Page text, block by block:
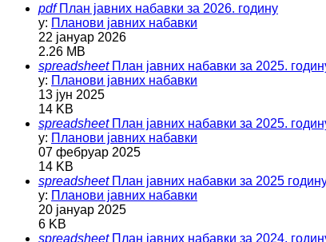
pdf План јавних набавки за 2026. годину
у: Планови јавних набавки
22 јануар 2026
2.26 MB
spreadsheet План јавних набавки за 2025.
у: Планови јавних набавки
13 јун 2025
14 KB
spreadsheet План јавних набавки за 2025.
у: Планови јавних набавки
07 фебруар 2025
14 KB
spreadsheet План јавних набавки за 2025
у: Планови јавних набавки
20 јануар 2025
6 KB
spreadsheet План јавних набавки за 2024.